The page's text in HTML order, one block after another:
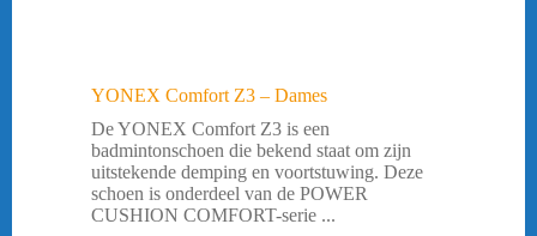
YONEX Comfort Z3 – Dames
De YONEX Comfort Z3 is een
badmintonschoen die bekend staat om zijn
uitstekende demping en voortstuwing. Deze
schoen is onderdeel van de POWER
CUSHION COMFORT-serie ...